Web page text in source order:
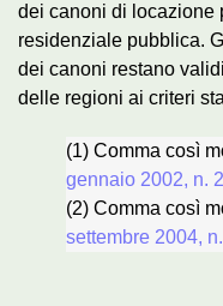
dei canoni di locazione
residenziale pubblica.
dei canoni restano
delle regioni ai criteri
(1) Comma così
gennaio 2002, n. 2
(2) Comma così
settembre 2004,